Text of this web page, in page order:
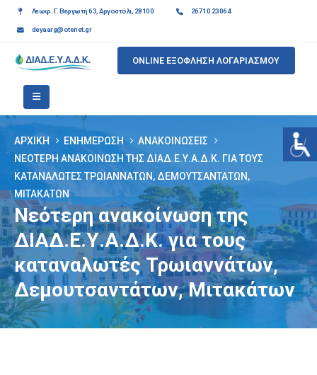
Λεωφ. Γ. Βεργωτή 63, Αργοστόλι, 28100 26710 23064
deyaarg@otenet.gr
ONLINE ΕΞΟΦΛΗΣΗ ΛΟΓΑΡΙΑΣΜΟΥ
ΑΡΧΙΚΉ ΕΝΗΜΈΡΩΣΗ
ΑΝΑΚΟΙΝΏΣΕΙΣ
ΝΕΌΤΕΡΗ ΑΝΑΚΟΊΝΩΣΗ ΤΗΣ ΔΙΑΔ.Ε.Υ.Α.Δ.Κ. ΓΙΑ ΤΟΥΣ
ΚΑΤΑΝΑΛΩΤΈΣ ΤΡΩΙΑΝΝΆΤΩΝ, ΔΕΜΟΥΤΣΑΝΤΆΤΩΝ,
ΜΙΤΑΚΆΤΩΝ
Νεότερη ανακοίνωση της
ΔΙΑΔ.Ε.Υ.Α.Δ.Κ. για τους
καταναλωτές Τρωιαννάτων,
Δεμουτσαντάτων, Μιτακάτων